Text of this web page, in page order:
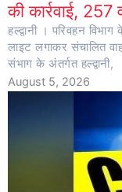
की कार्रवाई,
हल्द्वानी । परिवहन
लाइट लगाकर संचालित
संभाग के अंतर्गत हल्द्वानी,
August 5, 2026